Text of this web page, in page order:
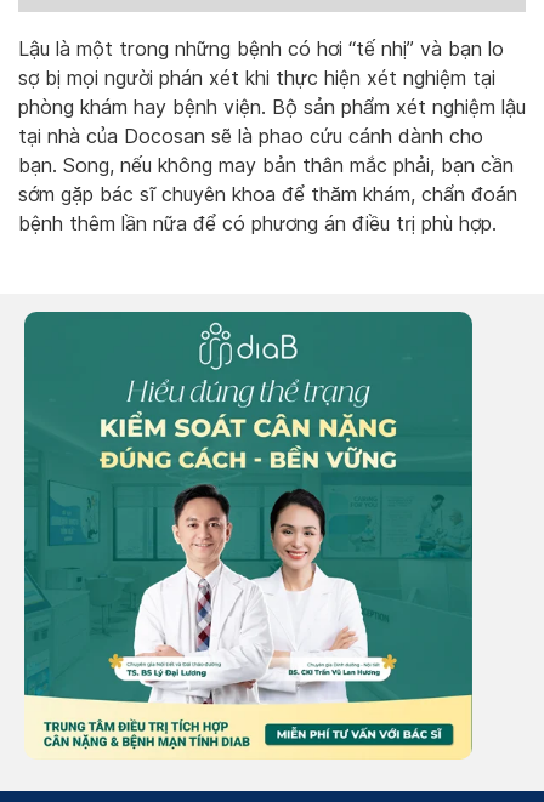
Lậu là một trong những bệnh có hơi “tế nhị” và bạn lo
sợ bị mọi người phán xét khi thực hiện xét nghiệm tại
phòng khám hay bệnh viện. Bộ sản phẩm xét nghiệm lậu
tại nhà của Docosan sẽ là phao cứu cánh dành cho
bạn. Song, nếu không may bản thân mắc phải, bạn cần
sớm gặp bác sĩ chuyên khoa để thăm khám, chẩn đoán
bệnh thêm lần nữa để có phương án điều trị phù hợp.